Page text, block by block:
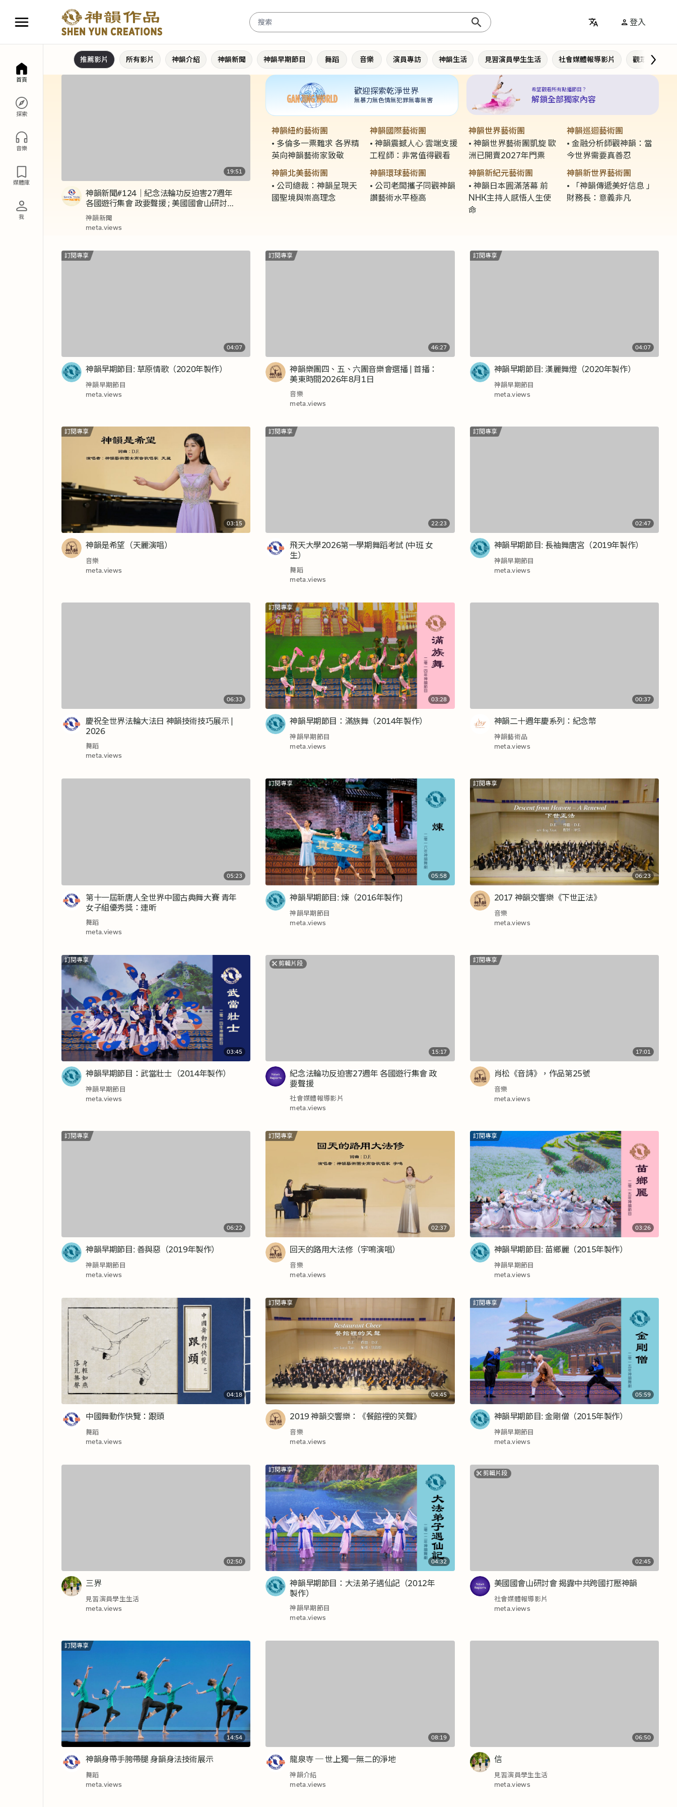
登入
首頁
探索
音樂
媒體庫
我
推薦影片 所有影片 神韻介紹 神韻新聞 神韻早期節目 舞蹈 音樂 演員專訪 神韻生活 見習演員學生生活 社會媒體報導影片 觀眾反饋影片
19:51
神韻新聞#124｜紀念法輪功反迫害27週年
各國遊行集會 政要聲援 ; 美國國會山研討會
揭露中共跨國打壓神韻｜2026年7月26日
神韻新聞
meta.views
歡迎探索乾淨世界
無暴力無色情無犯罪無毒無害
希望觀看所有點播節目？
解鎖全部獨家內容
神韻紐約藝術團
多倫多一票難求 各界精
英向神韻藝術家致敬
神韻國際藝術團
神韻震撼人心 雲端支援
工程師：非常值得觀看
神韻世界藝術團
神韻世界藝術團凱旋 歐
洲已開賣2027年門票
神韻巡迴藝術團
金融分析師觀神韻：當
今世界需要真善忍
神韻北美藝術團
公司總裁：神韻呈現天
國聖境與崇高理念
神韻環球藝術團
公司老闆攜子同觀神韻
讚藝術水平極高
神韻新紀元藝術團
神韻日本圓滿落幕 前
NHK主持人感悟人生使
命
神韻新世界藝術團
「神韻傳遞美好信息 」
財務長：意義非凡
04:07
訂閱專享
神韻早期節目: 草原情歌（2020年製作）
神韻早期節目
meta.views
46:27
訂閱專享
神韻樂團四、五、六團音樂會選播 | 首播：
美東時間2026年8月1日
音樂
meta.views
04:07
訂閱專享
神韻早期節目: 漢麗舞燈（2020年製作）
神韻早期節目
meta.views
03:15
訂閱專享
神韻是希望（天麗演唱）
音樂
meta.views
22:23
訂閱專享
飛天大學2026第一學期舞蹈考試 (中班 女
生）
舞蹈
meta.views
02:47
訂閱專享
神韻早期節目: 長袖舞唐宮（2019年製作）
神韻早期節目
meta.views
06:33
慶祝全世界法輪大法日 神韻技術技巧展示 |
2026
舞蹈
meta.views
03:28
訂閱專享
神韻早期節目：滿族舞（2014年製作）
神韻早期節目
meta.views
00:37
神韻二十週年慶系列：紀念幣
神韻藝術品
meta.views
05:23
第十一屆新唐人全世界中國古典舞大賽 青年
女子組優秀獎：連昕
舞蹈
meta.views
05:58
訂閱專享
神韻早期節目: 煉（2016年製作)
神韻早期節目
meta.views
06:23
訂閱專享
2017 神韻交響樂《下世正法》
音樂
meta.views
03:45
訂閱專享
神韻早期節目：武當壯士（2014年製作）
神韻早期節目
meta.views
15:17
剪輯片段
紀念法輪功反迫害27週年 各國遊行集會 政
要聲援
社會媒體報導影片
meta.views
17:01
訂閱專享
肖松《音詩》，作品第25號
音樂
meta.views
06:22
訂閱專享
神韻早期節目: 善與惡（2019年製作）
神韻早期節目
meta.views
02:37
訂閱專享
回天的路用大法修（宇鳴演唱）
音樂
meta.views
03:26
訂閱專享
神韻早期節目: 苗鄉麗（2015年製作）
神韻早期節目
meta.views
04:18
中國舞動作快覽：跟頭
舞蹈
meta.views
04:45
訂閱專享
2019 神韻交響樂：《餐館裡的笑聲》
音樂
meta.views
05:59
訂閱專享
神韻早期節目: 金剛僧（2015年製作）
神韻早期節目
meta.views
02:50
三界
見習演員學生生活
meta.views
04:32
訂閱專享
神韻早期節目：大法弟子遇仙記（2012年
製作）
神韻早期節目
meta.views
02:45
剪輯片段
美國國會山研討會 揭露中共跨國打壓神韻
社會媒體報導影片
meta.views
14:54
訂閱專享
神韻身帶手胯帶腿 身韻身法技術展示
舞蹈
meta.views
08:19
龍泉寺 ─ 世上獨一無二的淨地
神韻介紹
meta.views
06:50
信
見習演員學生生活
meta.views